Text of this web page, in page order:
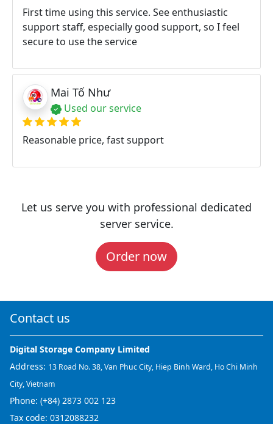
First time using this service. See enthusiastic
support staff, especially good support, so I feel
secure to use the service
Mai Tố Như
Used our service
Reasonable price, fast support
Let us serve you with professional dedicated
server service.
Order now
Contact us
Digital Storage Company Limited
Address: 13 Road No. 38, Van Phuc City, Hiep Binh Ward, Ho Chi Minh
City, Vietnam
Phone: (+84) 2873 002 123
Tax code: 0312088232